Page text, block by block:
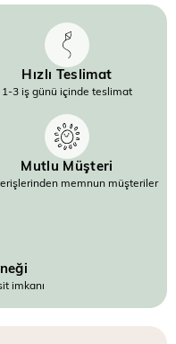
Hızlı Teslimat
1-3 iş günü içinde teslimat
Mutlu Müşteri
memnun müşteriler
imkanı